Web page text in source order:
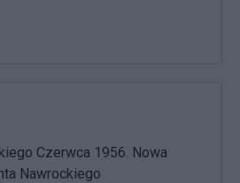
Czerwca 1956. Nowa
Nawrockiego